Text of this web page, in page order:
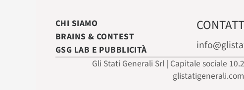
CHI SIAMO
BRAINS & CONTEST
GSG LAB E PUBBLICITÀ
Gli Stati Generali Srl | Capitale sociale